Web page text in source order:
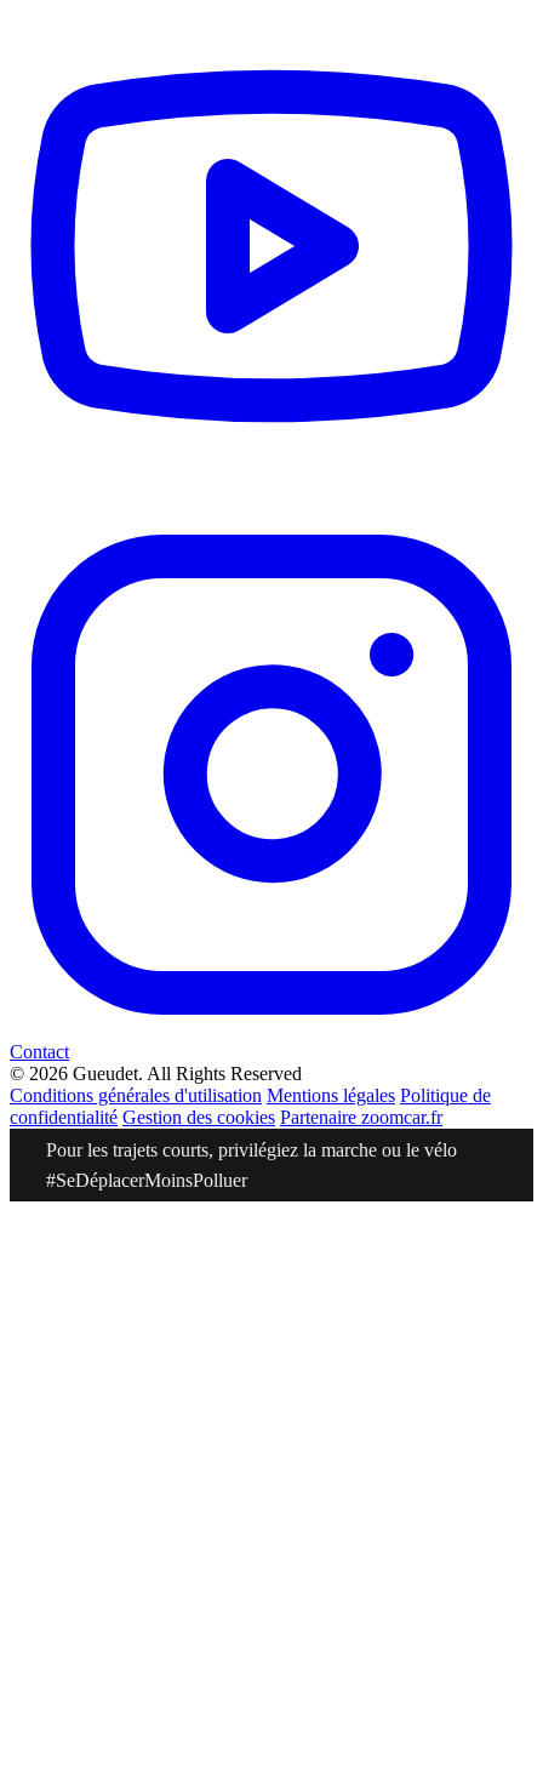
Contact
© 2026 Gueudet. All Rights Reserved
Conditions générales d'utilisation Mentions légales Politique de
confidentialité Gestion des cookies Partenaire zoomcar.fr
Pour les trajets courts, privilégiez la marche ou le vélo
#SeDéplacerMoinsPolluer